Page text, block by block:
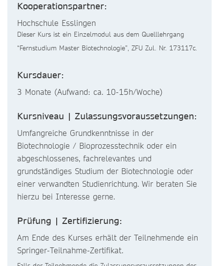
Kooperationspartner:
Hochschule Esslingen
Dieser Kurs ist ein Einzelmodul aus dem Quelllehrgang
“Fernstudium Master Biotechnologie”, ZFU Zul. Nr. 173117c.
Kursdauer:
3 Monate (Aufwand: ca. 10-15h/Woche)
Kursniveau | Zulassungsvoraussetzungen:
Umfangreiche Grundkenntnisse in der
Biotechnologie / Bioprozesstechnik oder ein
abgeschlossenes, fachrelevantes und
grundständiges Studium der Biotechnologie oder
einer verwandten Studienrichtung. Wir beraten Sie
hierzu bei Interesse gerne.
Prüfung | Zertifizierung:
Am Ende des Kurses erhält der Teilnehmende ein
Springer-Teilnahme-Zertifikat.